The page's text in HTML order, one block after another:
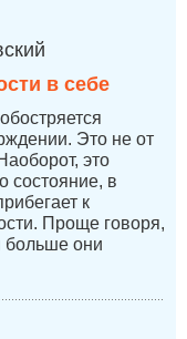
в себе
Это не от
это
состояние, в
к
Проще говоря,
больше они